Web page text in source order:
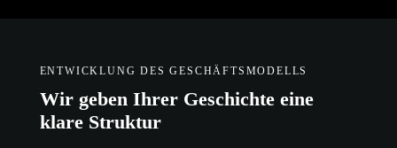
ENTWICKLUNG DES GESCHÄFTSMODELLS
Wir geben Ihrer Geschichte eine
klare Struktur